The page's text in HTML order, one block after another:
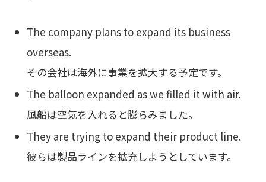
The company plans to expand its business
overseas.
その会社は海外に事業を拡大する予定です。
The balloon expanded as we filled it with air.
風船は空気を入れると膨らみました。
They are trying to expand their product line.
彼らは製品ラインを拡充しようとしています。